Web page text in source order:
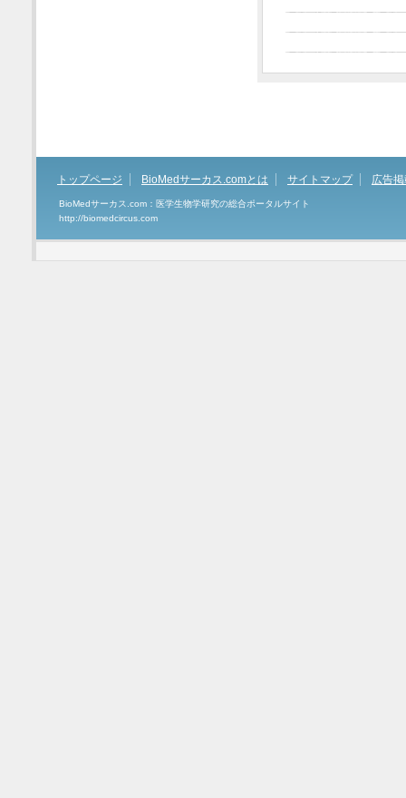
トップページ BioMedサーカス.comとは サイトマップ 広告
BioMedサーカス.com：医学生物学研究の総合ポータルサイト
http://biomedcircus.com